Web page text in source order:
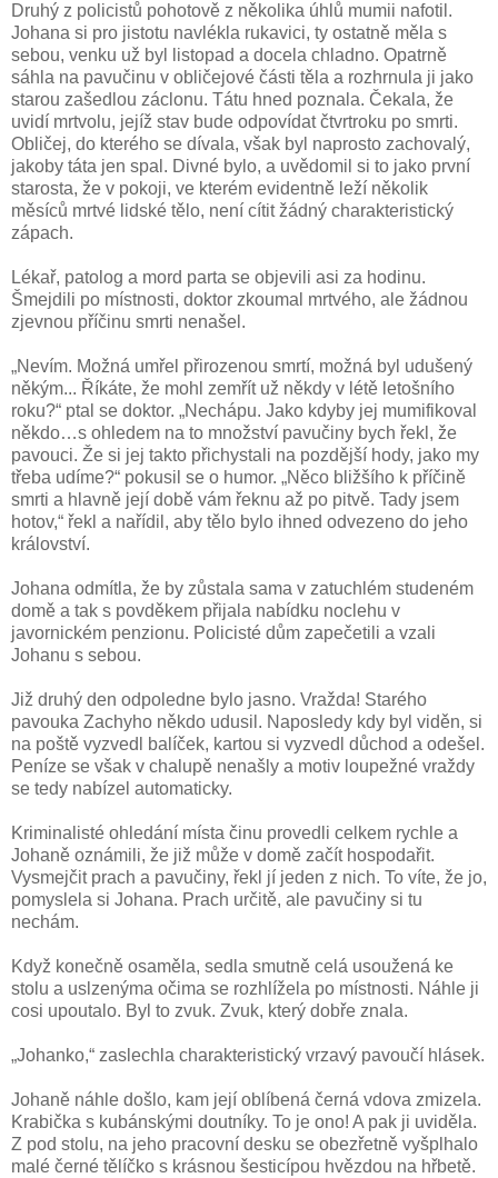
Druhý z policistů pohotově z několika úhlů mumii nafotil.
Johana si pro jistotu navlékla rukavici, ty ostatně měla s
sebou, venku už byl listopad a docela chladno. Opatrně
sáhla na pavučinu v obličejové části těla a rozhrnula ji jako
starou zašedlou záclonu. Tátu hned poznala. Čekala, že
uvidí mrtvolu, jejíž stav bude odpovídat čtvrtroku po smrti.
Obličej, do kterého se dívala, však byl naprosto zachovalý,
jakoby táta jen spal. Divné bylo, a uvědomil si to jako první
starosta, že v pokoji, ve kterém evidentně leží několik
měsíců mrtvé lidské tělo, není cítit žádný charakteristický
zápach.
Lékař, patolog a mord parta se objevili asi za hodinu.
Šmejdili po místnosti, doktor zkoumal mrtvého, ale žádnou
zjevnou příčinu smrti nenašel.
„Nevím. Možná umřel přirozenou smrtí, možná byl udušený
někým... Říkáte, že mohl zemřít už někdy v létě letošního
roku?“ ptal se doktor. „Nechápu. Jako kdyby jej mumifikoval
někdo…s ohledem na to množství pavučiny bych řekl, že
pavouci. Že si jej takto přichystali na pozdější hody, jako my
třeba udíme?“ pokusil se o humor. „Něco bližšího k příčině
smrti a hlavně její době vám řeknu až po pitvě. Tady jsem
hotov,“ řekl a nařídil, aby tělo bylo ihned odvezeno do jeho
království.
Johana odmítla, že by zůstala sama v zatuchlém studeném
domě a tak s povděkem přijala nabídku noclehu v
javornickém penzionu. Policisté dům zapečetili a vzali
Johanu s sebou.
Již druhý den odpoledne bylo jasno. Vražda! Starého
pavouka Zachyho někdo udusil. Naposledy kdy byl viděn, si
na poště vyzvedl balíček, kartou si vyzvedl důchod a odešel.
Peníze se však v chalupě nenašly a motiv loupežné vraždy
se tedy nabízel automaticky.
Kriminalisté ohledání místa činu provedli celkem rychle a
Johaně oznámili, že již může v domě začít hospodařit.
Vysmejčit prach a pavučiny, řekl jí jeden z nich. To víte, že jo,
pomyslela si Johana. Prach určitě, ale pavučiny si tu
nechám.
Když konečně osaměla, sedla smutně celá usoužená ke
stolu a uslzenýma očima se rozhlížela po místnosti. Náhle ji
cosi upoutalo. Byl to zvuk. Zvuk, který dobře znala.
„Johanko,“ zaslechla charakteristický vrzavý pavoučí hlásek.
Johaně náhle došlo, kam její oblíbená černá vdova zmizela.
Krabička s kubánskými doutníky. To je ono! A pak ji uviděla.
Z pod stolu, na jeho pracovní desku se obezřetně vyšplhalo
malé černé tělíčko s krásnou šesticípou hvězdou na hřbetě.